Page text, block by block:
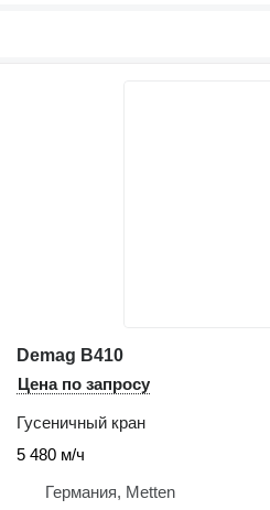
Demag B410
Цена по запросу
Гусеничный кран
5 480 м/ч
Германия, Metten